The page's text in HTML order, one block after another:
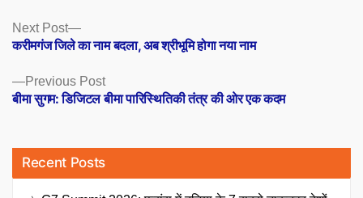
Posts
navigation
Previous PostPrevious
post:
बीमा सुगम: डिजिटल बीमा पारिस्थितिकी तंत्र की ओर एक कदम
Next Post
Next
post:
करीमगंज जिले का नाम बदला, अब श्रीभूमि होगा नया नाम
Recent Posts